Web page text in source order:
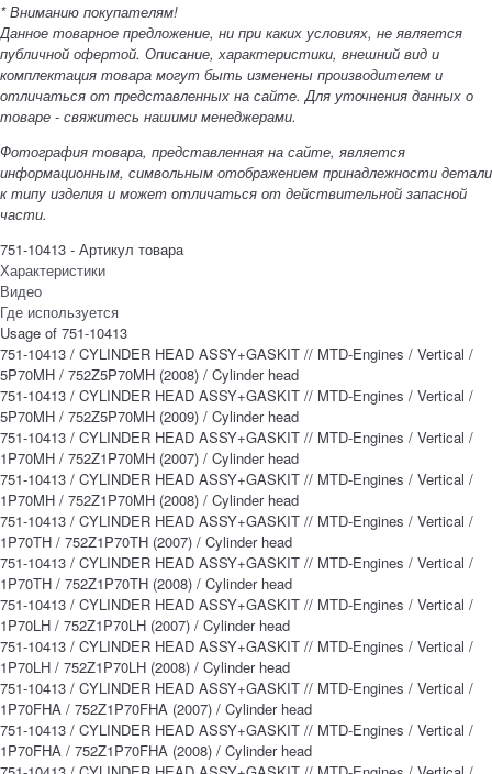
* Вниманию покупателям!
Данное товарное предложение, ни при каких условиях, не является
публичной офертой. Описание, характеристики, внешний вид и
комплектация товара могут быть изменены производителем и
отличаться от представленных на сайте. Для уточнения данных о
товаре - свяжитесь нашими менеджерами.
Фотография товара, представленная на сайте, является
информационным, символьным отображением принадлежности детали
к типу изделия и может отличаться от действительной запасной
части.
751-10413 - Артикул товара
Характеристики
Видео
Где используется
Usage of 751-10413
751-10413 / CYLINDER HEAD ASSY+GASKIT // MTD-Engines / Vertical /
5P70MH / 752Z5P70MH (2008) / Cylinder head
751-10413 / CYLINDER HEAD ASSY+GASKIT // MTD-Engines / Vertical /
5P70MH / 752Z5P70MH (2009) / Cylinder head
751-10413 / CYLINDER HEAD ASSY+GASKIT // MTD-Engines / Vertical /
1P70MH / 752Z1P70MH (2007) / Cylinder head
751-10413 / CYLINDER HEAD ASSY+GASKIT // MTD-Engines / Vertical /
1P70MH / 752Z1P70MH (2008) / Cylinder head
751-10413 / CYLINDER HEAD ASSY+GASKIT // MTD-Engines / Vertical /
1P70TH / 752Z1P70TH (2007) / Cylinder head
751-10413 / CYLINDER HEAD ASSY+GASKIT // MTD-Engines / Vertical /
1P70TH / 752Z1P70TH (2008) / Cylinder head
751-10413 / CYLINDER HEAD ASSY+GASKIT // MTD-Engines / Vertical /
1P70LH / 752Z1P70LH (2007) / Cylinder head
751-10413 / CYLINDER HEAD ASSY+GASKIT // MTD-Engines / Vertical /
1P70LH / 752Z1P70LH (2008) / Cylinder head
751-10413 / CYLINDER HEAD ASSY+GASKIT // MTD-Engines / Vertical /
1P70FHA / 752Z1P70FHA (2007) / Cylinder head
751-10413 / CYLINDER HEAD ASSY+GASKIT // MTD-Engines / Vertical /
1P70FHA / 752Z1P70FHA (2008) / Cylinder head